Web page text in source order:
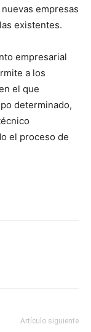
empresas
existentes.
empresarial
a los
el que
determinado,
el proceso de
Artículo siguiente